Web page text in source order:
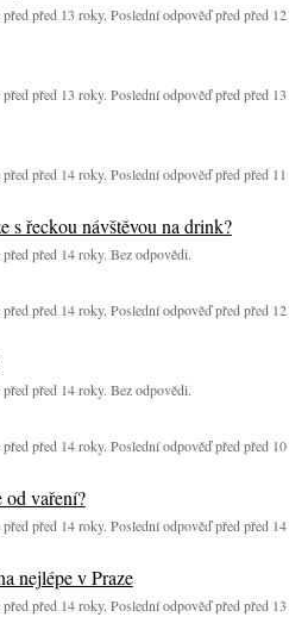
před 13 roky. Poslední odpověď před před 12
před 13 roky. Poslední odpověď před před 13
před 14 roky. Poslední odpověď před před 11
s řeckou návštěvou na drink?
před 14 roky. Bez odpovědi.
před 14 roky. Poslední odpověď před před 12
před 14 roky. Bez odpovědi.
před 14 roky. Poslední odpověď před před 10
od vaření?
před 14 roky. Poslední odpověď před před 14
nejlépe v Praze
před 14 roky. Poslední odpověď před před 13